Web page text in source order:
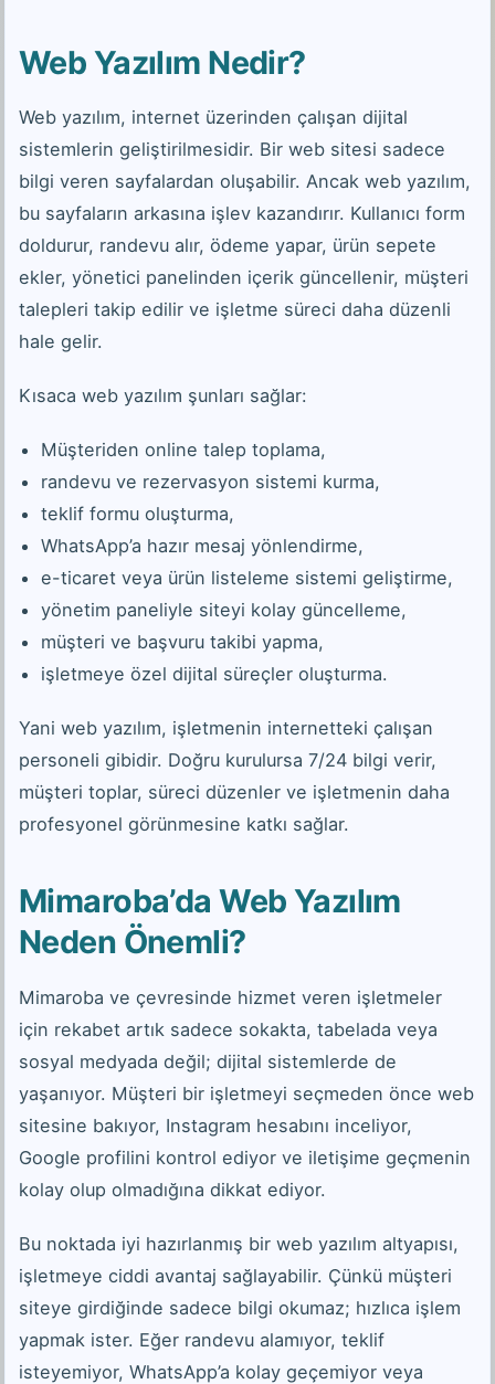
Web Yazılım Nedir?
Web yazılım, internet üzerinden çalışan dijital
sistemlerin geliştirilmesidir. Bir web sitesi sadece
bilgi veren sayfalardan oluşabilir. Ancak web yazılım,
bu sayfaların arkasına işlev kazandırır. Kullanıcı form
doldurur, randevu alır, ödeme yapar, ürün sepete
ekler, yönetici panelinden içerik güncellenir, müşteri
talepleri takip edilir ve işletme süreci daha düzenli
hale gelir.
Kısaca web yazılım şunları sağlar:
Müşteriden online talep toplama,
randevu ve rezervasyon sistemi kurma,
teklif formu oluşturma,
WhatsApp’a hazır mesaj yönlendirme,
e-ticaret veya ürün listeleme sistemi geliştirme,
yönetim paneliyle siteyi kolay güncelleme,
müşteri ve başvuru takibi yapma,
işletmeye özel dijital süreçler oluşturma.
Yani web yazılım, işletmenin internetteki çalışan
personeli gibidir. Doğru kurulursa 7/24 bilgi verir,
müşteri toplar, süreci düzenler ve işletmenin daha
profesyonel görünmesine katkı sağlar.
Mimaroba’da Web Yazılım
Neden Önemli?
Mimaroba ve çevresinde hizmet veren işletmeler
için rekabet artık sadece sokakta, tabelada veya
sosyal medyada değil; dijital sistemlerde de
yaşanıyor. Müşteri bir işletmeyi seçmeden önce web
sitesine bakıyor, Instagram hesabını inceliyor,
Google profilini kontrol ediyor ve iletişime geçmenin
kolay olup olmadığına dikkat ediyor.
Bu noktada iyi hazırlanmış bir web yazılım altyapısı,
işletmeye ciddi avantaj sağlayabilir. Çünkü müşteri
siteye girdiğinde sadece bilgi okumaz; hızlıca işlem
yapmak ister. Eğer randevu alamıyor, teklif
isteyemiyor, WhatsApp’a kolay geçemiyor veya